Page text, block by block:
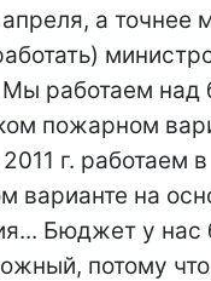
а точнее
Мы работаем
пожарном
г. работаем в
варианте на
Бюджет у нас
потому что